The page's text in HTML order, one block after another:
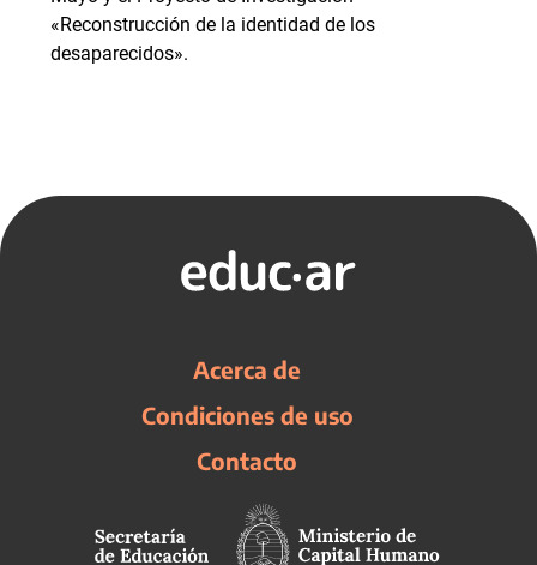
«Reconstrucción de la identidad de los
desaparecidos».
Acerca de
Condiciones de uso
Contacto